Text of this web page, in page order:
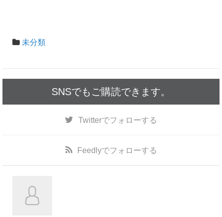
o
k
未分類
SNSでもご購読できます。
Twitterでフォローする
Feedlyでフォローする